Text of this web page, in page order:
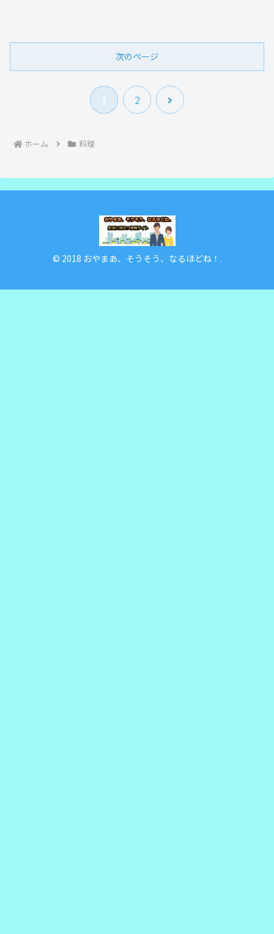
次のページ
1 2
次
ホーム 料理
© 2018 おやまあ、そうそう、なるほどね！.